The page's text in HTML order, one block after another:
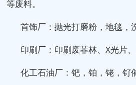
等废料。
首饰厂：抛光打磨粉，地毯，
印刷厂：印刷废菲林、X光片
化工石油厂：钯，铂，铑，钌